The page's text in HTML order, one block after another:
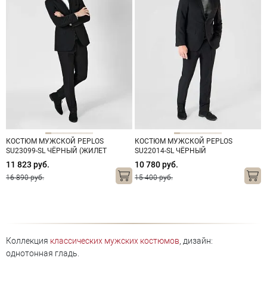
КОСТЮМ МУЖСКОЙ PEPLOS
SU23099-SL ЧЁРНЫЙ (ЖИЛЕТ
ОТДЕЛЬНО)
11 823 руб.
16 890 руб.
КОСТЮМ МУЖСКОЙ PEPLOS
SU22014-SL ЧЁРНЫЙ
10 780 руб.
15 400 руб.
Коллекция классических мужских костюмов , дизайн:
однотонная гладь.